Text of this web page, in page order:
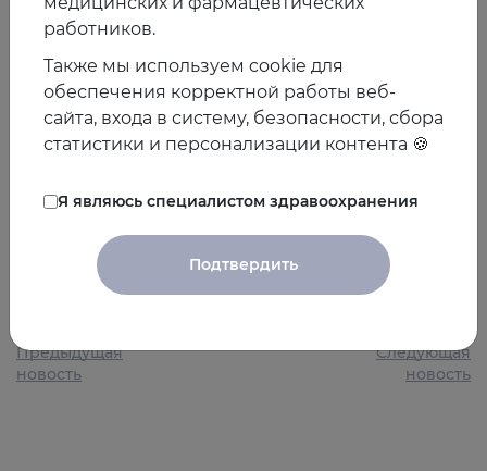
участие участие в традиционном Конкурсе молодых
ученых.
Зарегистрироваться и ознакомиться с более
подробной информацией о Конгрессе вы можете на
сайтеosteoporosis.your-forum.info
всем разделам сайта и просмотру трансляции.
Предыдущая
новость
Следующая
новость
работников.
Также мы используем cookie для
обеспечения корректной работы веб-
сайта, входа в систему, безопасности, сбора
статистики и персонализации контента 🍪
Я являюсь специалистом здравоохранения
Подтвердить